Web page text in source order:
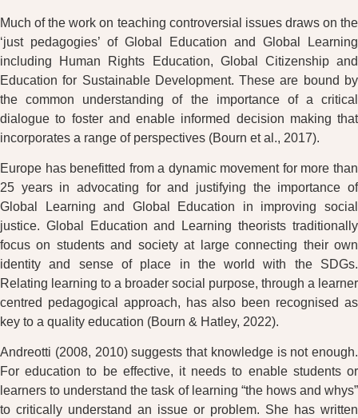
Much of the work on teaching controversial issues draws on the
‘just pedagogies’ of Global Education and Global Learning
including Human Rights Education, Global Citizenship and
Education for Sustainable Development. These are bound by
the common understanding of the importance of a critical
dialogue to foster and enable informed decision making that
incorporates a range of perspectives (Bourn et al., 2017).
Europe has benefitted from a dynamic movement for more than
25 years in advocating for and justifying the importance of
Global Learning and Global Education in improving social
justice. Global Education and Learning theorists traditionally
focus on students and society at large connecting their own
identity and sense of place in the world with the SDGs.
Relating learning to a broader social purpose, through a learner
centred pedagogical approach, has also been recognised as
key to a quality education (Bourn & Hatley, 2022).
Andreotti (2008, 2010) suggests that knowledge is not enough.
For education to be effective, it needs to enable students or
learners to understand the task of learning “the hows and whys”
to critically understand an issue or problem. She has written